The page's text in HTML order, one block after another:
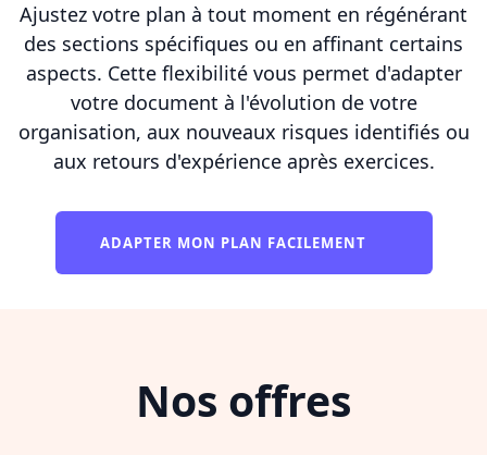
Ajustez votre plan à tout moment en régénérant
des sections spécifiques ou en affinant certains
aspects. Cette flexibilité vous permet d'adapter
votre document à l'évolution de votre
organisation, aux nouveaux risques identifiés ou
aux retours d'expérience après exercices.
ADAPTER MON PLAN FACILEMENT
Nos offres